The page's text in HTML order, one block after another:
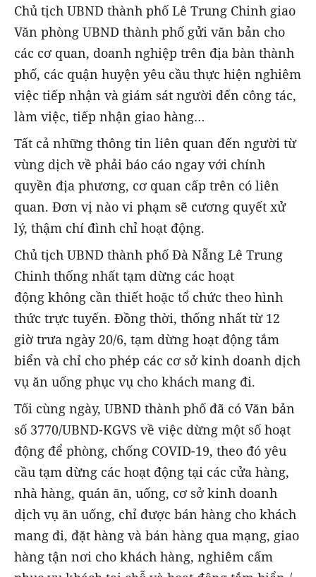
Chủ tịch UBND thành phố Lê Trung Chinh giao
Văn phòng UBND thành phố gửi văn bản cho
các cơ quan, doanh nghiệp trên địa bàn thành
phố, các quận huyện yêu cầu thực hiện nghiêm
việc tiếp nhận và giám sát người đến công tác,
làm việc, tiếp nhận giao hàng…
Tất cả những thông tin liên quan đến người từ
vùng dịch về phải báo cáo ngay với chính
quyền địa phương, cơ quan cấp trên có liên
quan. Đơn vị nào vi phạm sẽ cương quyết xử
lý, thậm chí đình chỉ hoạt động.
Chủ tịch UBND thành phố Đà Nẵng Lê Trung
Chinh thống nhất tạm dừng các hoạt
động không cần thiết hoặc tổ chức theo hình
thức trực tuyến. Đồng thời, thống nhất từ 12
giờ trưa ngày 20/6, tạm dừng hoạt động tắm
biển và chỉ cho phép các cơ sở kinh doanh dịch
vụ ăn uống phục vụ cho khách mang đi.
Tối cùng ngày, UBND thành phố đã có Văn bản
số 3770/UBND-KGVS về việc dừng một số hoạt
động để phòng, chống COVID-19, theo đó yêu
cầu tạm dừng các hoạt động tại các cửa hàng,
nhà hàng, quán ăn, uống, cơ sở kinh doanh
dịch vụ ăn uống, chỉ được bán hàng cho khách
mang đi, đặt hàng và bán hàng qua mạng, giao
hàng tận nơi cho khách hàng, nghiêm cấm